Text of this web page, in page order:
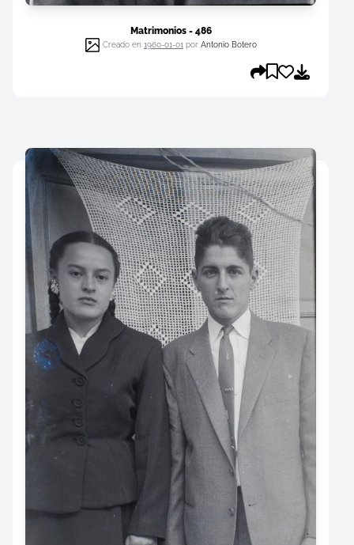
Matrimonios - 486
Creado en 1960-01-01 por Antonio Botero